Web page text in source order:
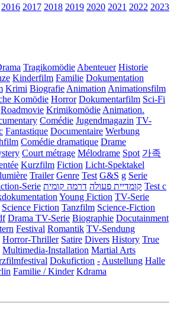
2016 2017 2018 2019 2020 2021 2022 2023
Tragikomödie Abenteuer Historie
Kinderfilm Familie Dokumentation
Krimi Biografie Animation Animationsfilm
Komödie Horror Dokumentarfilm Sci-Fi
Roadmovie Krimikomödie Animation.
Comédie Jugendmagazin TV-
Fantastique Documentaire Werbung
Comédie dramatique Drame
Court métrage Mélodrame Spot 가족
Kurzfilm Fiction Licht-Spektakel
Trailer Genre Test G&S g Serie
Serie קומדיית פעולה דרמה קומית
Test c
Young Fiction TV-Serie
Science Fiction Tanzfilm Science-Fiction
Drama TV-Serie Biographie Docutainment
Festival Romantik TV-Sendung
Horror-Thriller Satire Divers History True
Multimedia-Installation Martial Arts
Dokufiction - Austellung Halle
Familie / Kinder Kdrama